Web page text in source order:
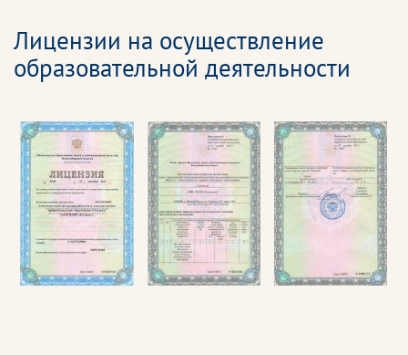
Лицензии на осуществление
образовательной деятельности